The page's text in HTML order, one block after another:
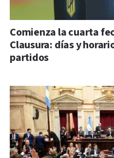
Comienza la cuarta
Clausura: días y
partidos